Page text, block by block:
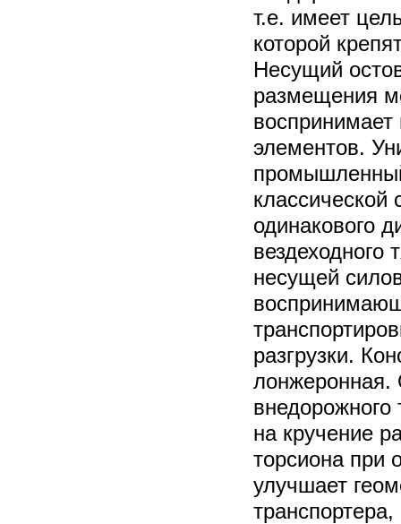
т.е. имеет
которой
Несущий
размещения
воспринимает
элементов.
классической
одинакового
вездеходного
несущей
разгрузки.
лонжеронная.
внедорожного
на кручение
торсиона при
улучшает